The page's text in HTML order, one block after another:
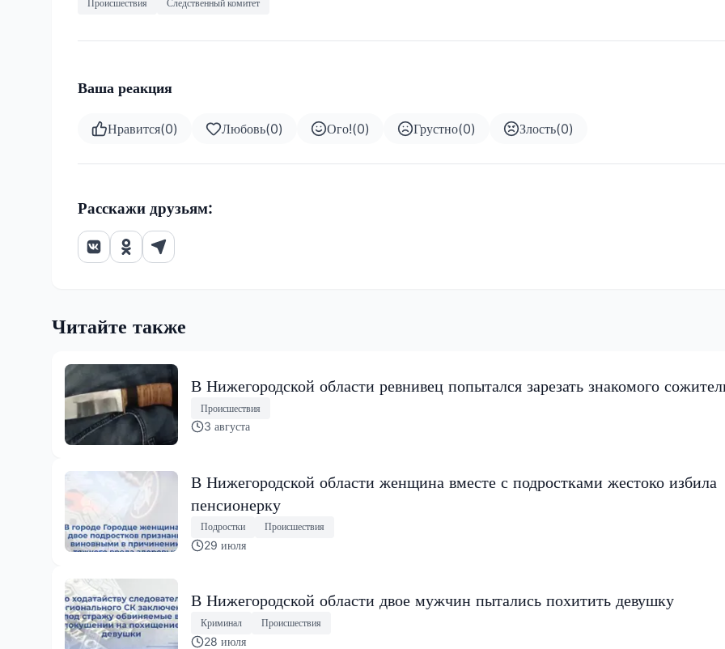
Происшествия Следственный комитет
Ваша реакция
Нравится(0) Любовь(0) Ого!(0) Грустно(0) Злость(0)
Расскажи друзьям:
Читайте также
В Нижегородской области ревнивец попытался зарезать знакомого
Происшествия
3 августа
В Нижегородской области женщина вместе с подростками жестоко избила
пенсионерку
Подростки Происшествия
29 июля
В Нижегородской области двое мужчин пытались похитить девушку
Криминал Происшествия
28 июля